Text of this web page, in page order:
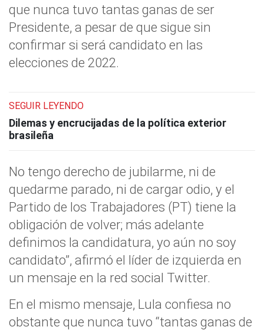
que nunca tuvo tantas ganas de ser
Presidente, a pesar de que sigue sin
confirmar si será candidato en las
elecciones de 2022.
SEGUIR LEYENDO
Dilemas y encrucijadas de la política exterior
brasileña
No tengo derecho de jubilarme, ni de
quedarme parado, ni de cargar odio, y el
Partido de los Trabajadores (PT) tiene la
obligación de volver; más adelante
definimos la candidatura, yo aún no soy
candidato”, afirmó el líder de izquierda en
un mensaje en la red social Twitter.
En el mismo mensaje, Lula confiesa no
obstante que nunca tuvo “tantas ganas de